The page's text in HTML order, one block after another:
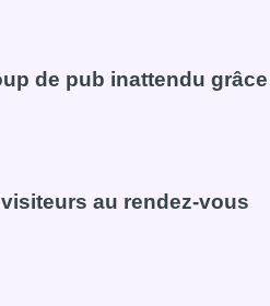
de pub inattendu grâce
un coup de pub inattendu grâce
au rendez-vous